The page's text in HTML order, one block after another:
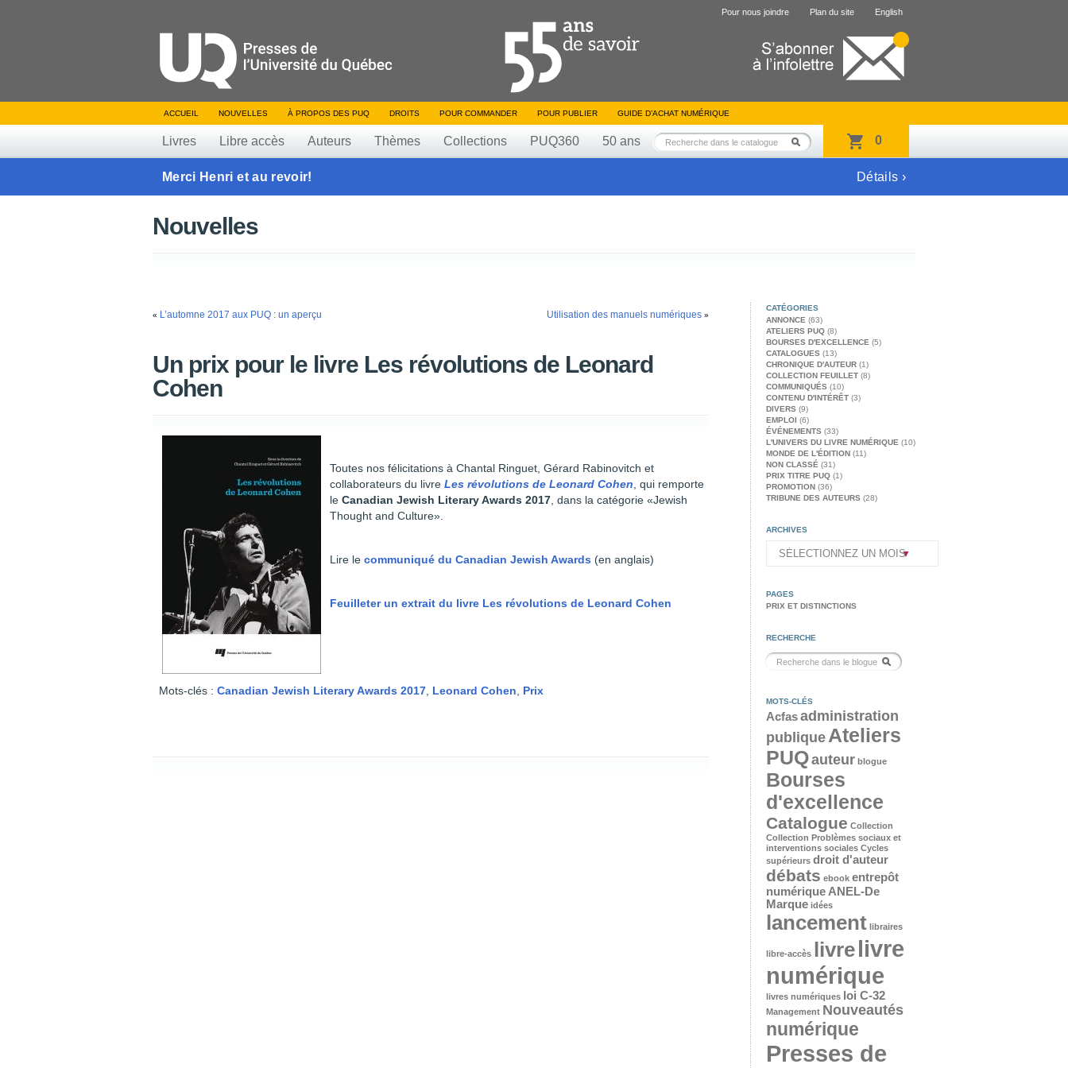
Pour nous joindre Plan du site English
ACCUEIL NOUVELLES À PROPOS DES PUQ DROITS POUR COMMANDER POUR PUBLIER GUIDE D’ACHAT NUMÉRIQUE
Livres Libre accès Auteurs Thèmes Collections PUQ360 50 ans 0
Merci Henri et au revoir! Détails ›
Nouvelles
« L’automne 2017 aux PUQ : un aperçu Utilisation des manuels numériques »
Un prix pour le livre Les révolutions de Leonard
Cohen
Toutes nos félicitations à Chantal Ringuet, Gérard Rabinovitch et
collaborateurs du livre Les révolutions de Leonard Cohen , qui remporte
le Canadian Jewish Literary Awards 2017 , dans la catégorie «Jewish
Thought and Culture».
Lire le communiqué du Canadian Jewish Awards (en anglais)
Feuilleter un extrait du livre Les révolutions de Leonard Cohen
Mots-clés : Canadian Jewish Literary Awards 2017 Leonard Cohen Prix
CATÉGORIES
ANNONCE (63)
ATELIERS PUQ (8)
BOURSES D'EXCELLENCE (5)
CATALOGUES (13)
CHRONIQUE D'AUTEUR (1)
COLLECTION FEUILLET (8)
COMMUNIQUÉS (10)
CONTENU D'INTÉRÊT (3)
DIVERS (9)
EMPLOI (6)
ÉVÉNEMENTS (33)
L'UNIVERS DU LIVRE NUMÉRIQUE (10)
MONDE DE L'ÉDITION (11)
NON CLASSÉ (31)
PRIX TITRE PUQ (1)
PROMOTION (36)
TRIBUNE DES AUTEURS (28)
ARCHIVES
PAGES
PRIX ET DISTINCTIONS
RECHERCHE
MOTS-CLÉS
Acfasadministration
publique Ateliers
PUQauteur blogue
Bourses
d'excellence
Catalogue Collection
Collection Problèmes sociaux et
interventions sociales Cycles
supérieurs droit d'auteur
débats ebook entrepôt
numérique ANEL-De
Marque idées
lancement libraires
libre-accès livrelivre
numérique
livres numériques loi C-32
Management Nouveautés
numérique
Presses de